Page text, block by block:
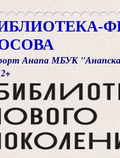
Анапа МБУК